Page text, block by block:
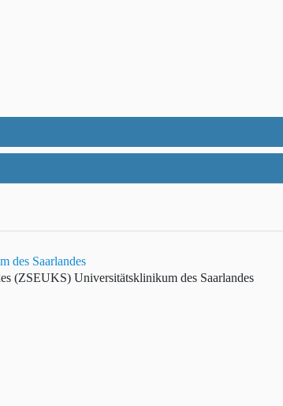
des Saarlandes
(ZSEUKS) Universitätsklinikum des Saarlandes